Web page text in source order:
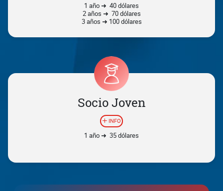
1 año ➜ 40 dólares
2 años ➜ 70 dólares
3 años ➜ 100 dólares
Socio Joven
INFO
1 año ➜ 35 dólares